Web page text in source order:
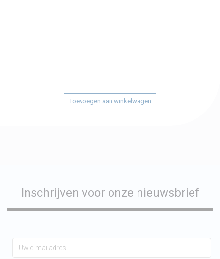
Toevoegen aan winkelwagen
Inschrijven voor onze nieuwsbrief